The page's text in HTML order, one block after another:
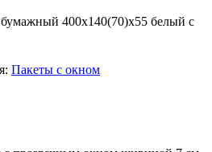
400х140(70)х55 белый с
Пакеты с окном